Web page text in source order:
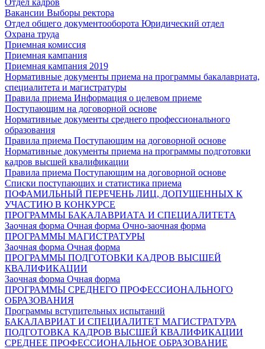
Вакансии Выборы ректора
Отдел общего документооборота Юридический отдел
Охрана труда
Приемная комиссия
Приемная кампания
Приемная кампания 2019
Нормативные документы приема на программы бакалавриата,
специалитета и магистратуры
Правила приема Информация о целевом приеме
Поступающим на договорной основе
Нормативные документы среднего профессионального
образования
Правила приема Поступающим на договорной основе
Нормативные документы приема на программы подготовки
кадров высшей квалификации
Правила приема Поступающим на договорной основе
Списки поступающих и статистика приема
ПОФАМИЛЬНЫЙ ПЕРЕЧЕНЬ ЛИЦ, ДОПУЩЕННЫХ К
УЧАСТИЮ В КОНКУРСЕ
ПРОГРАММЫ БАКАЛАВРИАТА И СПЕЦИАЛИТЕТА
Заочная форма Очная форма Очно-заочная форма
ПРОГРАММЫ МАГИСТРАТУРЫ
Заочная форма Очная форма
ПРОГРАММЫ ПОДГОТОВКИ КАДРОВ ВЫСШЕЙ
КВАЛИФИКАЦИИ
Заочная форма Очная форма
ПРОГРАММЫ СРЕДНЕГО ПРОФЕССИОНАЛЬНОГО
ОБРАЗОВАНИЯ
Программы вступительных испытаний
БАКАЛАВРИАТ И СПЕЦИАЛИТЕТ МАГИСТРАТУРА
ПОДГОТОВКА КАДРОВ ВЫСШЕЙ КВАЛИФИКАЦИИ
СРЕДНЕЕ ПРОФЕССИОНАЛЬНОЕ ОБРАЗОВАНИЕ